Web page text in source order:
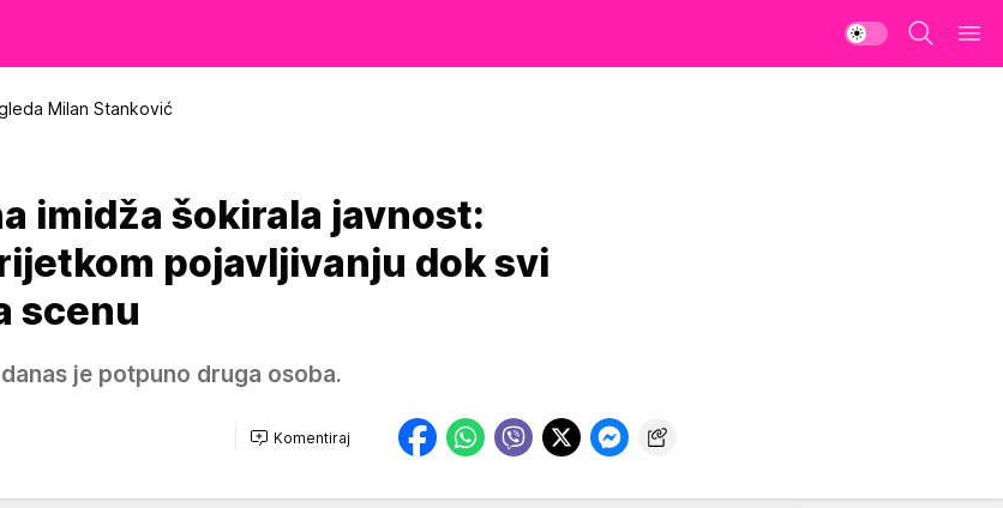
Milan Stanković
imidža šokirala javnost:
pojavljivanju dok svi
scenu
je potpuno druga osoba.
Komentiraj